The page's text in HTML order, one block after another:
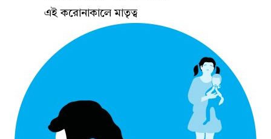
এই করোনাকালে মাতৃত্ব